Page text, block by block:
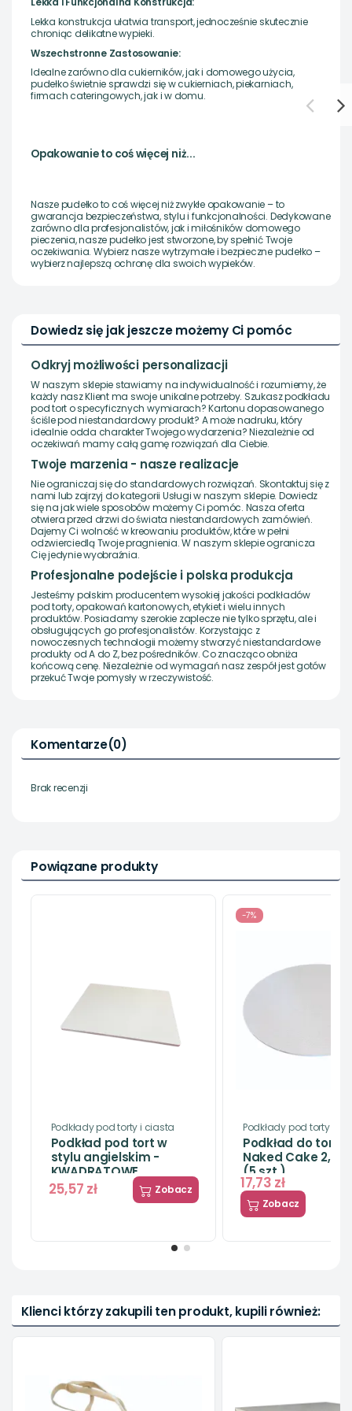
Lekka konstrukcja ułatwia transport, jednocześnie skutecznie
chroniąc delikatne wypieki.
Wszechstronne Zastosowanie:
Idealne zarówno dla cukierników, jak i domowego użycia,
pudełko świetnie sprawdzi się w cukierniach, piekarniach,
firmach cateringowych, jak i w domu.
Opakowanie to coś więcej niż...
Nasze pudełko to coś więcej niż zwykłe opakowanie – to
gwarancja bezpieczeństwa, stylu i funkcjonalności. Dedykowane
zarówno dla profesjonalistów, jak i miłośników domowego
pieczenia, nasze pudełko jest stworzone, by spełnić Twoje
oczekiwania. Wybierz nasze wytrzymałe i bezpieczne pudełko –
wybierz najlepszą ochronę dla swoich wypieków.
Dowiedz się jak jeszcze możemy Ci pomóc
Odkryj możliwości personalizacji
W naszym sklepie stawiamy na indywidualność i rozumiemy, że
każdy nasz Klient ma swoje unikalne potrzeby. Szukasz podkładu
pod tort o specyficznych wymiarach? Kartonu dopasowanego
ściśle pod niestandardowy produkt? A może nadruku, który
idealnie odda charakter Twojego wydarzenia? Niezależnie od
oczekiwań mamy całą gamę rozwiązań dla Ciebie.
Twoje marzenia - nasze realizacje
Nie ograniczaj się do standardowych rozwiązań. Skontaktuj się z
nami lub zajrzyj do kategorii Usługi w naszym sklepie. Dowiedz
się na jak wiele sposobów możemy Ci pomóc. Nasza oferta
otwiera przed drzwi do świata niestandardowych zamówień.
Dajemy Ci wolność w kreowaniu produktów, które w pełni
odzwierciedlą Twoje pragnienia. W naszym sklepie ogranicza
Cię jedynie wyobraźnia.
Profesjonalne podejście i polska produkcja
Jesteśmy polskim producentem wysokiej jakości podkładów
pod torty, opakowań kartonowych, etykiet i wielu innych
produktów. Posiadamy szerokie zaplecze nie tylko sprzętu, ale i
obsługujących go profesjonalistów. Korzystając z
nowoczesnych technologii możemy stworzyć niestandardowe
produkty od A do Z, bez pośredników. Co znacząco obniża
końcową cenę. Niezależnie od wymagań nasz zespół jest gotów
przekuć Twoje pomysły w rzeczywistość.
Komentarze(0)
Brak recenzji
Powiązane produkty
Podkłady pod torty i ciasta
Podkład pod tort w
stylu angielskim -
KWADRATOWE
25,57 zł Zobacz
-7%
Podkłady pod torty i
Podkład do
Naked Cake 2,5 -
(5 szt.)
17,73 zł
Zobacz
3,74 zł3,94 zł Zobacz
Klienci którzy zakupili ten produkt, kupili również: